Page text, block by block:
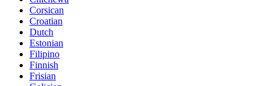
Corsican
Croatian
Dutch
Estonian
Filipino
Finnish
Frisian